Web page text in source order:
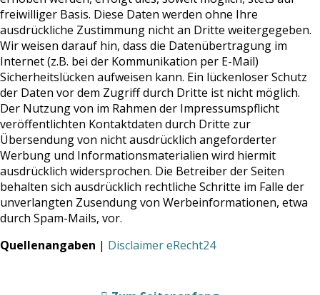
freiwilliger Basis. Diese Daten werden ohne Ihre
ausdrückliche Zustimmung nicht an Dritte weitergegeben.
Wir weisen darauf hin, dass die Datenübertragung im
Internet (z.B. bei der Kommunikation per E-Mail)
Sicherheitslücken aufweisen kann. Ein lückenloser Schutz
der Daten vor dem Zugriff durch Dritte ist nicht möglich.
Der Nutzung von im Rahmen der Impressumspflicht
veröffentlichten Kontaktdaten durch Dritte zur
Übersendung von nicht ausdrücklich angeforderter
Werbung und Informationsmaterialien wird hiermit
ausdrücklich widersprochen. Die Betreiber der Seiten
behalten sich ausdrücklich rechtliche Schritte im Falle der
unverlangten Zusendung von Werbeinformationen, etwa
durch Spam-Mails, vor.
Quellenangaben | Disclaimer eRecht24